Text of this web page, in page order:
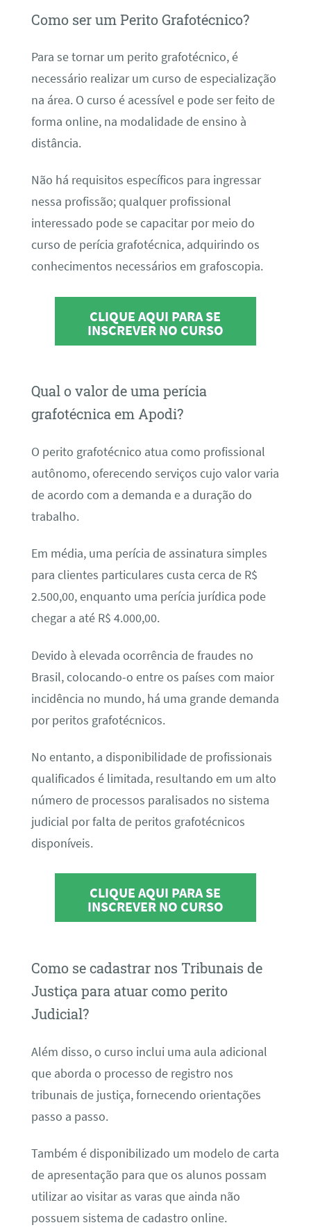
Como ser um Perito Grafotécnico?
Para se tornar um perito grafotécnico, é
necessário realizar um curso de especialização
na área. O curso é acessível e pode ser feito de
forma online, na modalidade de ensino à
distância.
Não há requisitos específicos para ingressar
nessa profissão; qualquer profissional
interessado pode se capacitar por meio do
curso de perícia grafotécnica, adquirindo os
conhecimentos necessários em grafoscopia.
CLIQUE AQUI PARA SE
INSCREVER NO CURSO
Qual o valor de uma perícia
grafotécnica em Apodi?
O perito grafotécnico atua como profissional
autônomo, oferecendo serviços cujo valor varia
de acordo com a demanda e a duração do
trabalho.
Em média, uma perícia de assinatura simples
para clientes particulares custa cerca de R$
2.500,00, enquanto uma perícia jurídica pode
chegar a até R$ 4.000,00.
Devido à elevada ocorrência de fraudes no
Brasil, colocando-o entre os países com maior
incidência no mundo, há uma grande demanda
por peritos grafotécnicos.
No entanto, a disponibilidade de profissionais
qualificados é limitada, resultando em um alto
número de processos paralisados no sistema
judicial por falta de peritos grafotécnicos
disponíveis.
CLIQUE AQUI PARA SE
INSCREVER NO CURSO
Como se cadastrar nos Tribunais de
Justiça para atuar como perito
Judicial?
Além disso, o curso inclui uma aula adicional
que aborda o processo de registro nos
tribunais de justiça, fornecendo orientações
passo a passo.
Também é disponibilizado um modelo de carta
de apresentação para que os alunos possam
utilizar ao visitar as varas que ainda não
possuem sistema de cadastro online.